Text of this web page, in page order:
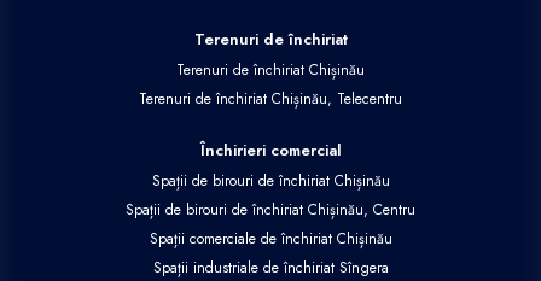
Terenuri de închiriat
Terenuri de închiriat Chișinău
Terenuri de închiriat Chișinău, Telecentru
Închirieri comercial
Spații de birouri de închiriat Chișinău
Spații de birouri de închiriat Chișinău, Centru
Spații comerciale de închiriat Chișinău
Spații industriale de închiriat Sîngera